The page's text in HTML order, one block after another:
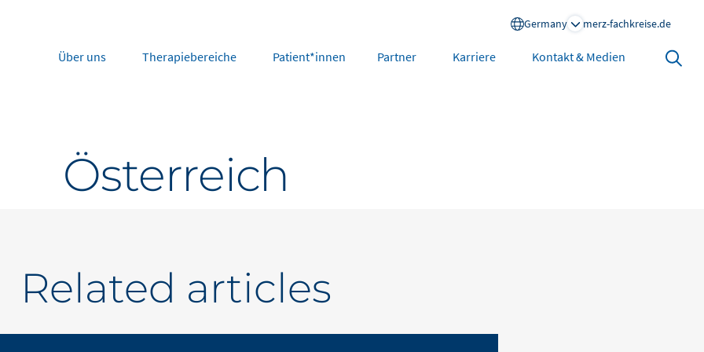
Germany merz-fachkreise.de
Portugal
Nordics
UK and Ireland
Middle East
Saudi Arabia
Über uns Therapiebereiche Patient*innen Partner Karriere Kontakt & Medien Search
Österreich
Related articles